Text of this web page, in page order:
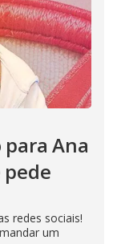
Ana
redes sociais!
um